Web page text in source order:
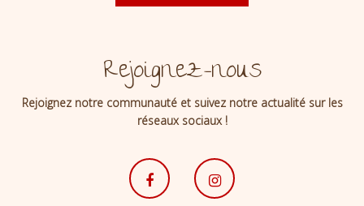
Rejoignez-nous
Rejoignez notre communauté et suivez notre actualité sur les
réseaux sociaux !